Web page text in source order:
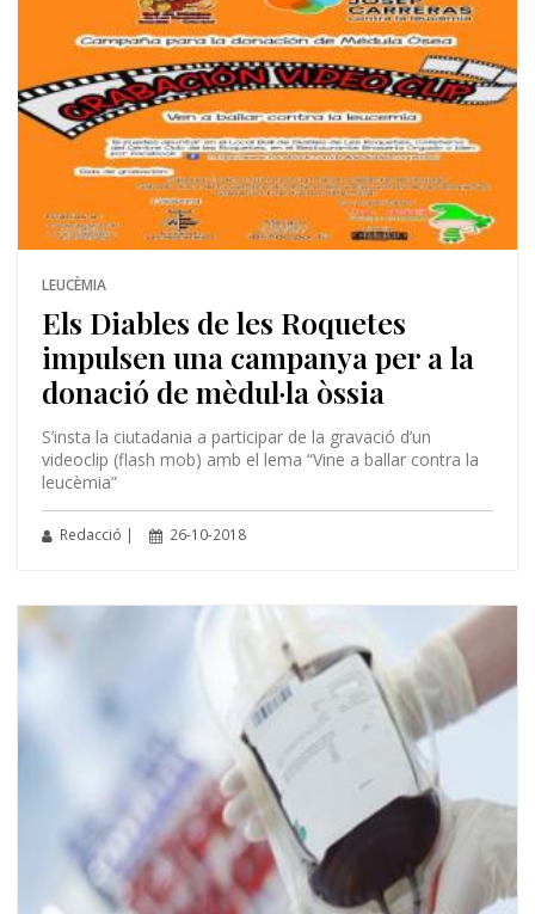
LEUCÈMIA
Els Diables de les Roquetes
impulsen una campanya per a la
donació de mèdul·la òssia
S’insta la ciutadania a participar de la gravació d’un
videoclip (flash mob) amb el lema “Vine a ballar contra la
leucèmia”
Redacció | 26-10-2018